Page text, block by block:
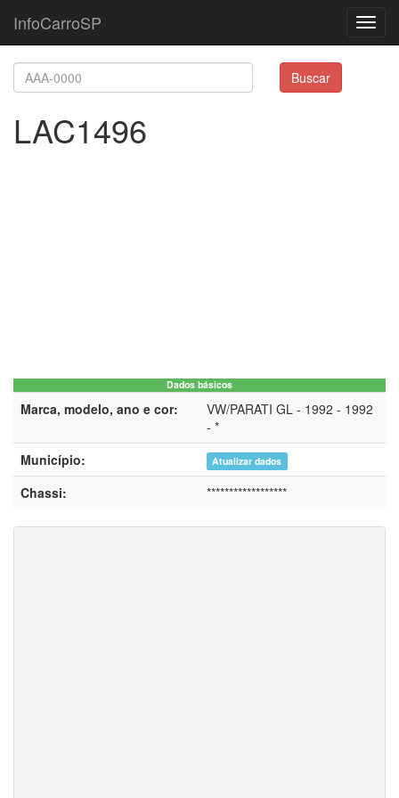
InfoCarroSP
Buscar
LAC1496
Dados básicos
Marca, modelo, ano e cor:
VW/PARATI GL - 1992 - 1992
- *
Município:
Atualizar dados
Chassi: ******************